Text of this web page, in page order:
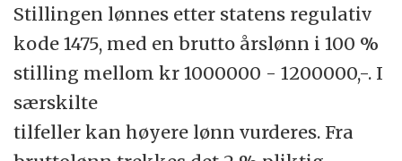
Stillingen lønnes etter statens regulativ
kode 1475, med en brutto årslønn i 100 %
stilling mellom kr 1000000 - 1200000,-. I
særskilte
tilfeller kan høyere lønn vurderes. Fra